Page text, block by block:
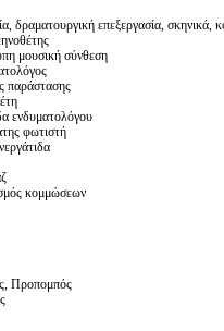
δραματουργική επεξεργασία, σκηνικά,
μουσική σύνθεση
παράστασης
ενδυματολόγου
φωτιστή
κομμώσεων
Προπομπός